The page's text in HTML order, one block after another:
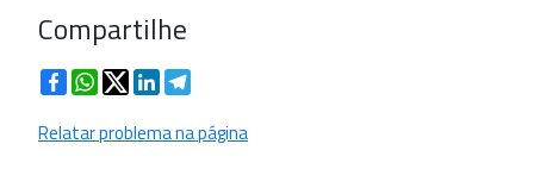
Compartilhe
FacebookWhatsApp
TwitterLinkedIn
Relatar problema na página